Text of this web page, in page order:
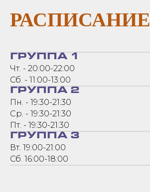
РАСПИСАНИЕ
ГРУППА 1
Чт. - 20:00-22:00
Сб. - 11:00-13:00
ГРУППА 2
Пн. - 19:30-21:30
Ср. - 19:30-21:30
Пт. - 19:30-21:30
ГРУППА 3
Вт. 19:00-21:00
Сб. 16:00-18:00